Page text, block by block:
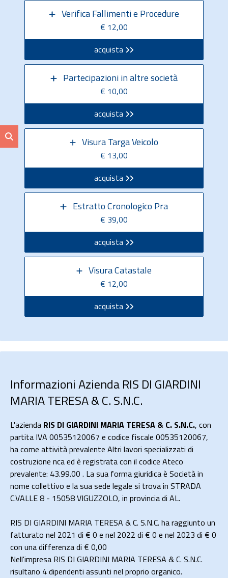
Verifica Fallimenti e Procedure
€ 12,00
acquista
Partecipazioni in altre società
€ 10,00
acquista
Visura Targa Veicolo
€ 13,00
acquista
Estratto Cronologico Pra
€ 39,00
acquista
Visura Catastale
€ 12,00
acquista
Informazioni Azienda RIS DI GIARDINI
MARIA TERESA & C. S.N.C.
L'azienda RIS DI GIARDINI MARIA TERESA & C. S.N.C., con
partita IVA 00535120067 e codice fiscale 00535120067,
ha come attività prevalente Altri lavori specializzati di
costruzione nca ed è registrata con il codice Ateco
prevalente: 43.99.00 . La sua forma giuridica è Società in
nome collettivo e la sua sede legale si trova in STRADA
C.VALLE 8 - 15058 VIGUZZOLO, in provincia di AL.
RIS DI GIARDINI MARIA TERESA & C. S.N.C. ha raggiunto un
fatturato nel 2021 di € 0 e nel 2022 di € 0 e nel 2023 di € 0
con una differenza di € 0,00
Nell'impresa RIS DI GIARDINI MARIA TERESA & C. S.N.C.
risultano 4 dipendenti assunti nel proprio organico.